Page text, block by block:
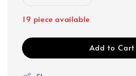
19 piece available
Add to Cart